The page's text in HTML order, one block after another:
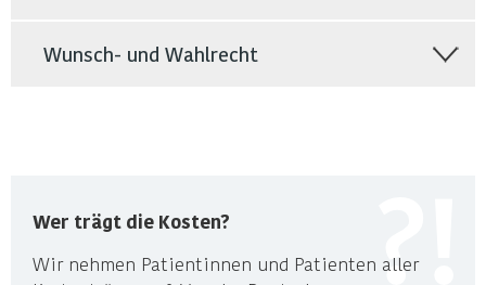
Wunsch- und Wahlrecht
Wer trägt die Kosten?
Wir nehmen Patientinnen und Patienten aller